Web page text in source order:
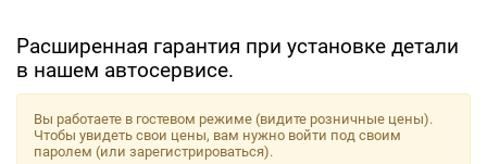
Расширенная гарантия при установке детали
в нашем автосервисе.
Вы работаете в гостевом режиме (видите розничные цены).
Чтобы увидеть свои цены, вам нужно войти под своим
паролем (или зарегистрироваться).